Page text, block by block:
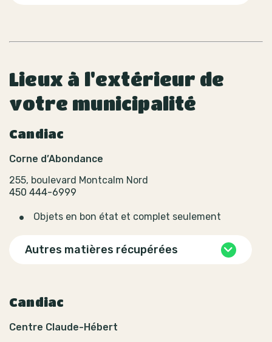
Lieux à l'extérieur de
votre municipalité
Candiac
Corne d’Abondance
255, boulevard Montcalm Nord
450 444-6999
Objets en bon état et complet seulement
Autres matières récupérées
Candiac
Centre Claude-Hébert